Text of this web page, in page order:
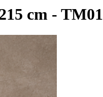
cm - TM01